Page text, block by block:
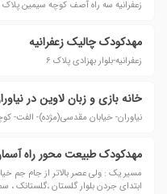
زعفرانیه سه راه آصف کوچه سیمین پلاک ۱۴
مهدکودک چالیک زعفرانیه
زعفرانیه-بلوار بهزادی پلاک ۶
خانه بازی و زبان لاوین در
نیاوران- خیابان مقدسی(مژده)- الفت- کوچه
مهدکودک طبیعت محور راه
ابتدای جردن بلوار گلستان ،گلستانک ،